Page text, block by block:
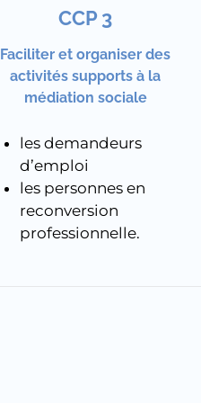
CCP 3
Faciliter et organiser des
activités supports à la
médiation sociale
les demandeurs
d’emploi
les personnes en
reconversion
professionnelle.